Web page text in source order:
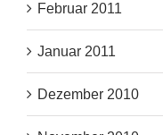
Februar 2011
Januar 2011
Dezember 2010